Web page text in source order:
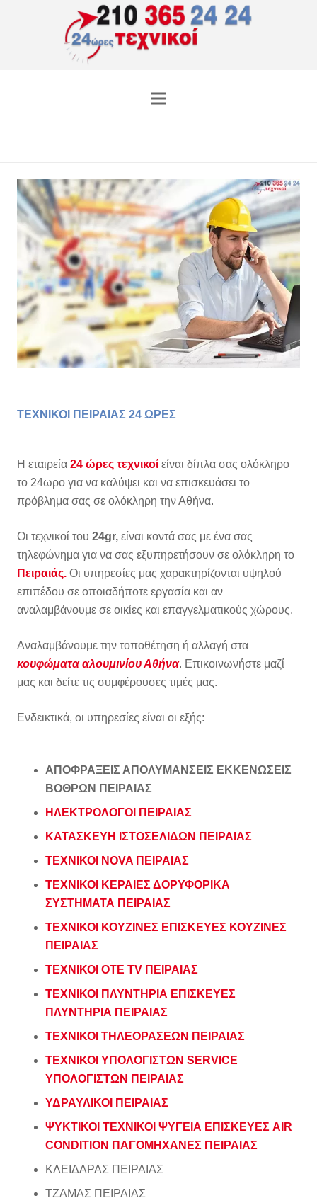
ΤΕΧΝΙΚΟΙ ΠΕΙΡΑΙΑΣ 24 ΩΡΕΣ
Η εταιρεία 24 ώρες τεχνικοί είναι δίπλα σας ολόκληρο
το 24ωρο για να καλύψει και να επισκευάσει το
πρόβλημα σας σε ολόκληρη την Αθήνα.
Οι τεχνικοί του 24gr, είναι κοντά σας με ένα σας
τηλεφώνημα για να σας εξυπηρετήσουν σε ολόκληρη το
Πειραιάς. Οι υπηρεσίες μας χαρακτηρίζονται υψηλού
επιπέδου σε οποιαδήποτε εργασία και αν
αναλαμβάνουμε σε οικίες και επαγγελματικούς χώρους.
Αναλαμβάνουμε την τοποθέτηση ή αλλαγή στα
κουφώματα αλουμινίου Αθήνα. Επικοινωνήστε μαζί
μας και δείτε τις συμφέρουσες τιμές μας.
Ενδεικτικά, οι υπηρεσίες είναι οι εξής:
ΑΠΟΦΡΑΞΕΙΣ ΑΠΟΛΥΜΑΝΣΕΙΣ ΕΚΚΕΝΩΣΕΙΣ
ΒΟΘΡΩΝ ΠΕΙΡΑΙΑΣ
ΗΛΕΚΤΡΟΛΟΓΟΙ ΠΕΙΡΑΙΑΣ
ΚΑΤΑΣΚΕΥΗ ΙΣΤΟΣΕΛΙΔΩΝ ΠΕΙΡΑΙΑΣ
ΤΕΧΝΙΚΟΙ NOVA ΠΕΙΡΑΙΑΣ
ΤΕΧΝΙΚΟΙ ΚΕΡΑΙΕΣ ΔΟΡΥΦΟΡΙΚΑ
ΣΥΣΤΗΜΑΤΑ ΠΕΙΡΑΙΑΣ
ΤΕΧΝΙΚΟΙ ΚΟΥΖΙΝΕΣ ΕΠΙΣΚΕΥΕΣ ΚΟΥΖΙΝΕΣ
ΠΕΙΡΑΙΑΣ
ΤΕΧΝΙΚΟΙ ΟΤΕ ΤV ΠΕΙΡΑΙΑΣ
ΤΕΧΝΙΚΟΙ ΠΛΥΝΤΗΡΙΑ ΕΠΙΣΚΕΥΕΣ
ΠΛΥΝΤΗΡΙΑ ΠΕΙΡΑΙΑΣ
ΤΕΧΝΙΚΟΙ ΤΗΛΕΟΡΑΣΕΩΝ ΠΕΙΡΑΙΑΣ
ΤΕΧΝΙΚΟΙ ΥΠΟΛΟΓΙΣΤΩΝ SERVICE
ΥΠΟΛΟΓΙΣΤΩΝ ΠΕΙΡΑΙΑΣ
ΥΔΡΑΥΛΙΚΟΙ
ΠΕΙΡΑΙΑΣ
ΨΥΚΤΙΚΟΙ ΤΕΧΝΙΚΟΙ ΨΥΓΕΙΑ ΕΠΙΣΚΕΥΕΣ AIR
CONDITION ΠΑΓΟΜΗΧΑΝΕΣ ΠΕΙΡΑΙΑΣ
ΚΛΕΙΔΑΡΑΣ ΠΕΙΡΑΙΑΣ
ΤΖΑΜΑΣ ΠΕΙΡΑΙΑΣ